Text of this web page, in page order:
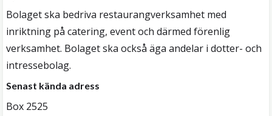
Bolaget ska bedriva restaurangverksamhet med
inriktning på catering, event och därmed förenlig
verksamhet. Bolaget ska också äga andelar i dotter- och
intressebolag.
Senast kända adress
Box 2525